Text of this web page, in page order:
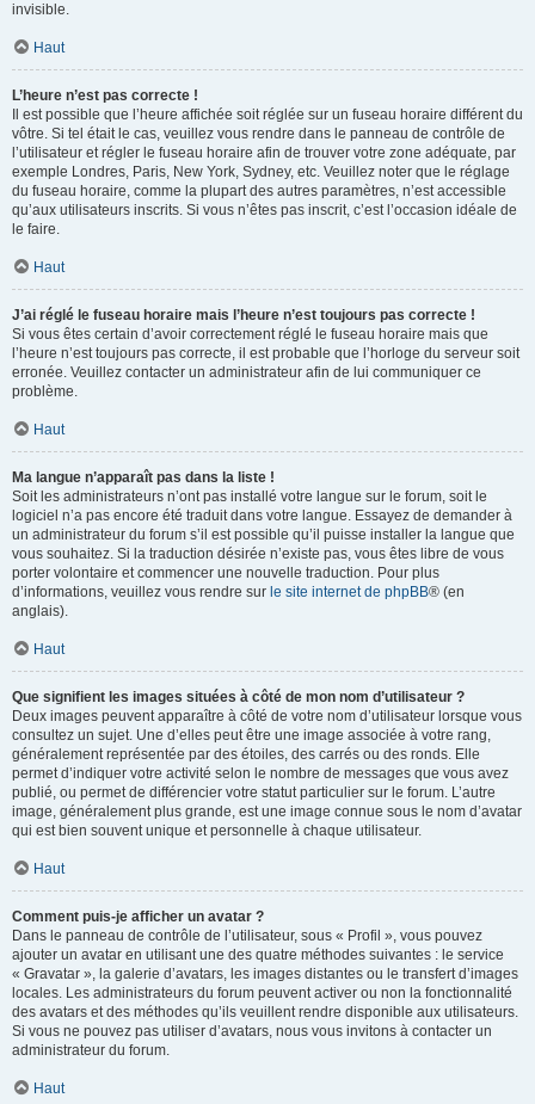
invisible.
Haut
L’heure n’est pas correcte !
Il est possible que l’heure affichée soit réglée sur un fuseau horaire différent du
vôtre. Si tel était le cas, veuillez vous rendre dans le panneau de contrôle de
l’utilisateur et régler le fuseau horaire afin de trouver votre zone adéquate, par
exemple Londres, Paris, New York, Sydney, etc. Veuillez noter que le réglage
du fuseau horaire, comme la plupart des autres paramètres, n’est accessible
qu’aux utilisateurs inscrits. Si vous n’êtes pas inscrit, c’est l’occasion idéale de
le faire.
Haut
J’ai réglé le fuseau horaire mais l’heure n’est toujours pas correcte !
Si vous êtes certain d’avoir correctement réglé le fuseau horaire mais que
l’heure n’est toujours pas correcte, il est probable que l’horloge du serveur soit
erronée. Veuillez contacter un administrateur afin de lui communiquer ce
problème.
Haut
Ma langue n’apparaît pas dans la liste !
Soit les administrateurs n’ont pas installé votre langue sur le forum, soit le
logiciel n’a pas encore été traduit dans votre langue. Essayez de demander à
un administrateur du forum s’il est possible qu’il puisse installer la langue que
vous souhaitez. Si la traduction désirée n’existe pas, vous êtes libre de vous
porter volontaire et commencer une nouvelle traduction. Pour plus
d’informations, veuillez vous rendre sur le site internet de phpBB® (en
anglais).
Haut
Que signifient les images situées à côté de mon nom d’utilisateur ?
Deux images peuvent apparaître à côté de votre nom d’utilisateur lorsque vous
consultez un sujet. Une d’elles peut être une image associée à votre rang,
généralement représentée par des étoiles, des carrés ou des ronds. Elle
permet d’indiquer votre activité selon le nombre de messages que vous avez
publié, ou permet de différencier votre statut particulier sur le forum. L’autre
image, généralement plus grande, est une image connue sous le nom d’avatar
qui est bien souvent unique et personnelle à chaque utilisateur.
Haut
Comment puis-je afficher un avatar ?
Dans le panneau de contrôle de l’utilisateur, sous « Profil », vous pouvez
ajouter un avatar en utilisant une des quatre méthodes suivantes : le service
« Gravatar », la galerie d’avatars, les images distantes ou le transfert d’images
locales. Les administrateurs du forum peuvent activer ou non la fonctionnalité
des avatars et des méthodes qu’ils veuillent rendre disponible aux utilisateurs.
Si vous ne pouvez pas utiliser d’avatars, nous vous invitons à contacter un
administrateur du forum.
Haut